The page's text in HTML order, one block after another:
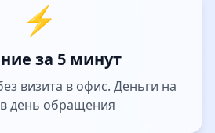
⚡
за 5 минут
визита в офис. Деньги на
в день обращения